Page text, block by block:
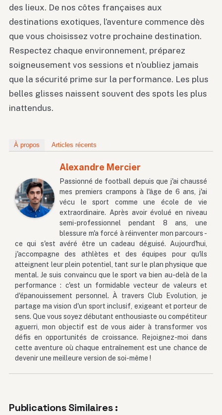
des lieux. De nos côtes françaises aux
destinations exotiques, l’aventure commence dès
que vous choisissez votre prochaine destination.
Respectez chaque environnement, préparez
soigneusement vos sessions et n’oubliez jamais
que la sécurité prime sur la performance. Les plus
belles glisses naissent souvent des spots les plus
inattendus.
À propos Articles récents
Alexandre Mercier
Passionné de football depuis que j'ai chaussé
mes premiers crampons à l'âge de 6 ans, j'ai
vécu le sport comme une école de vie
extraordinaire. Après avoir évolué en niveau
semi-professionnel pendant 8 ans, une
blessure m'a forcé à réinventer mon parcours -
ce qui s'est avéré être un cadeau déguisé. Aujourd'hui,
j'accompagne des athlètes et des équipes pour qu'ils
atteignent leur plein potentiel, tant sur le plan physique que
mental. Je suis convaincu que le sport va bien au-delà de la
performance : c'est un formidable vecteur de valeurs et
d'épanouissement personnel. À travers Club Evolution, je
partage ma vision d'un sport inclusif, exigeant et porteur de
sens. Que vous soyez débutant enthousiaste ou compétiteur
aguerri, mon objectif est de vous aider à transformer vos
défis en opportunités de croissance. Rejoignez-moi dans
cette aventure où chaque entraînement est une chance de
devenir une meilleure version de soi-même !
Publications Similaires :